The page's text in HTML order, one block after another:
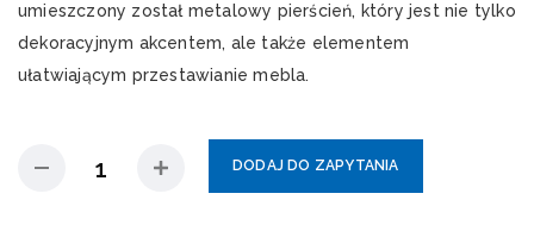
umieszczony został metalowy pierścień, który jest nie tylko
dekoracyjnym akcentem, ale także elementem
ułatwiającym przestawianie mebla.
DODAJ DO ZAPYTANIA